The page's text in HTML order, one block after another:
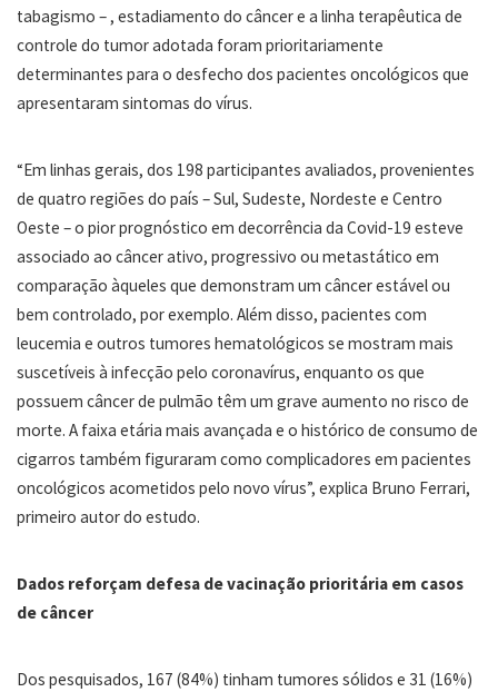
tabagismo – , estadiamento do câncer e a linha terapêutica de
controle do tumor adotada foram prioritariamente
determinantes para o desfecho dos pacientes oncológicos que
apresentaram sintomas do vírus.
“Em linhas gerais, dos 198 participantes avaliados, provenientes
de quatro regiões do país – Sul, Sudeste, Nordeste e Centro
Oeste – o pior prognóstico em decorrência da Covid-19 esteve
associado ao câncer ativo, progressivo ou metastático em
comparação àqueles que demonstram um câncer estável ou
bem controlado, por exemplo. Além disso, pacientes com
leucemia e outros tumores hematológicos se mostram mais
suscetíveis à infecção pelo coronavírus, enquanto os que
possuem câncer de pulmão têm um grave aumento no risco de
morte. A faixa etária mais avançada e o histórico de consumo de
cigarros também figuraram como complicadores em pacientes
oncológicos acometidos pelo novo vírus”, explica Bruno Ferrari,
primeiro autor do estudo.
Dados reforçam defesa de vacinação prioritária em casos
de câncer
Dos pesquisados, 167 (84%) tinham tumores sólidos e 31 (16%)